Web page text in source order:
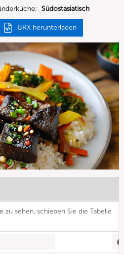
Südostasiatisch
BRX herunterladen
zu sehen, schieben Sie die Tabelle